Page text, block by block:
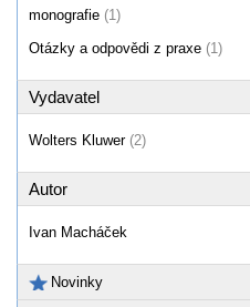
monografie (1)
Otázky a odpovědi z praxe (1)
Vydavatel
Wolters Kluwer (2)
Autor
Ivan Macháček
Novinky